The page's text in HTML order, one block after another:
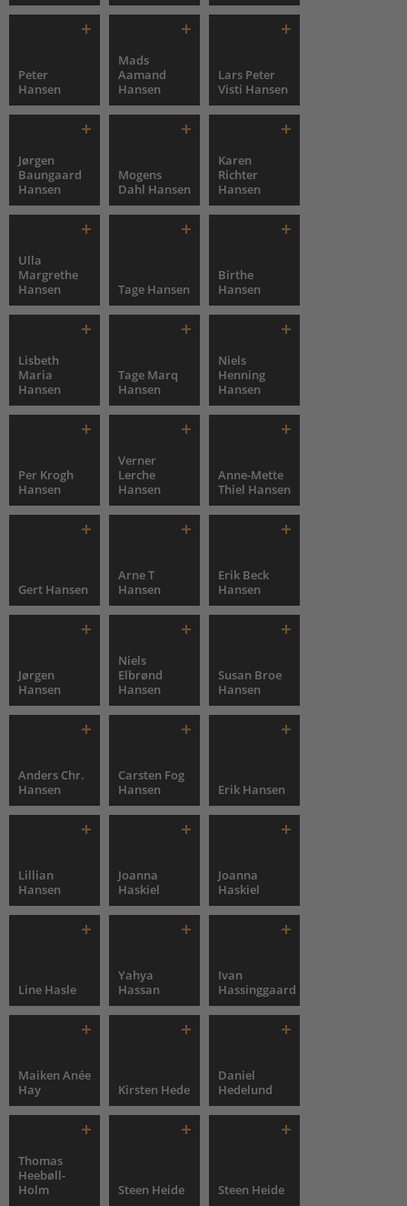
Peter
Hansen
Mads
Aamand
Hansen
Lars Peter
Visti Hansen
Jørgen
Baungaard
Hansen
Mogens
Dahl Hansen
Karen
Richter
Hansen
Ulla
Margrethe
Hansen
Tage Hansen
Birthe
Hansen
Lisbeth
Maria
Hansen
Tage Marq
Hansen
Niels
Henning
Hansen
Per Krogh
Hansen
Verner
Lerche
Hansen
Anne-Mette
Thiel Hansen
Gert Hansen
Arne T
Hansen
Erik Beck
Hansen
Jørgen
Hansen
Niels
Elbrønd
Hansen
Susan Broe
Hansen
Anders Chr.
Hansen
Carsten Fog
Hansen
Erik Hansen
Lillian
Hansen
Joanna
Haskiel
Joanna
Haskiel
Line Hasle
Yahya
Hassan
Ivan
Hassinggaard
Maiken Anée
Hay
Kirsten Hede
Daniel
Hedelund
Thomas
Heebøll-
Holm
Steen Heide Steen Heide